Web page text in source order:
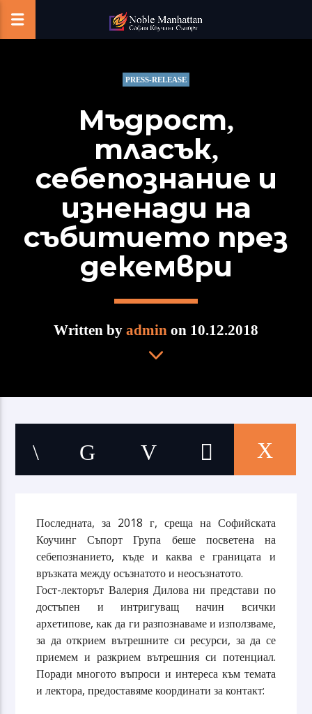
PRESS-RELEASE
Мъдрост,
тласък,
себепознание и
изненади на
събитието през
декември
Written by admin on 10.12.2018
Последната, за 2018 г, среща на Софийската
Коучинг Съпорт Група беше посветена на
себепознанието, къде и каква е границата и
връзката между осъзнатото и неосъзнатото.
Гост-лекторът Валерия Дилова ни представи по
достъпен и интригуващ начин всички
архетипове, как да ги разпознаваме и използваме,
за да открием вътрешните си ресурси, за да се
приемем и разкрием вътрешния си потенциал.
Поради многото въпроси и интереса към темата
и лектора, предоставяме координати за контакт: